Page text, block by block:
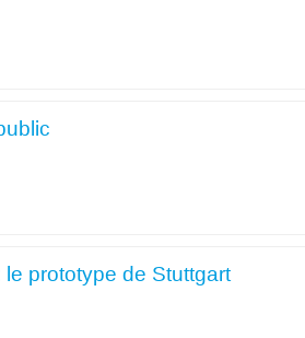
prototype de Stuttgart